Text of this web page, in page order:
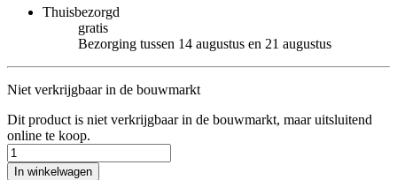
Thuisbezorgd
gratis
Bezorging tussen 14 augustus en 21 augustus
Niet verkrijgbaar in de bouwmarkt
Dit product is niet verkrijgbaar in de bouwmarkt, maar uitsluitend
online te koop.
In winkelwagen